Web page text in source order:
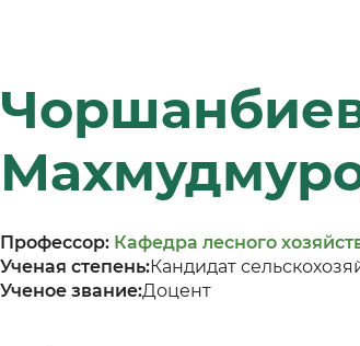
Профессор: Кафедра лесного
Ученая степень:Кандидат
Ученое звание:Доцент